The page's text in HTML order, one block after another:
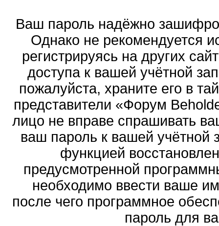
Ваш пароль надёжно
Однако не рекомендуется
регистрируясь на других
доступа к вашей учётной
пожалуйста, храните его в
представители «Форум
лицо не вправе спрашивать
ваш пароль к вашей учётной
функцией
предусмотренной
необходимо ввести ваше
после чего программное
пароль для